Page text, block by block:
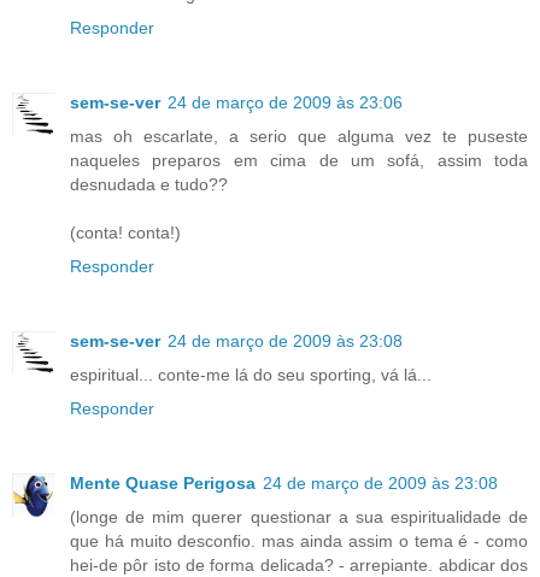
Responder
sem-se-ver 24 de março de 2009 às 23:06
mas oh escarlate, a serio que alguma vez te puseste
naqueles preparos em cima de um sofá, assim toda
desnudada e tudo??
(conta! conta!)
Responder
sem-se-ver 24 de março de 2009 às 23:08
espiritual... conte-me lá do seu sporting, vá lá...
Responder
Mente Quase Perigosa 24 de março de 2009 às 23:08
(longe de mim querer questionar a sua espiritualidade de
que há muito desconfio. mas ainda assim o tema é - como
hei-de pôr isto de forma delicada? - arrepiante. abdicar dos